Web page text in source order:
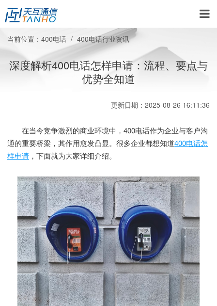
当前位置： 400电话 400电话行业资讯
深度解析400电话怎样申请：流程、要点与
优势全知道
更新日期：2025-08-26 16:11:36
在当今竞争激烈的商业环境中，400电话作为企业与客户沟
通的重要桥梁，其作用愈发凸显。很多企业都想知道400电话怎
样申请 ，下面就为大家详细介绍。